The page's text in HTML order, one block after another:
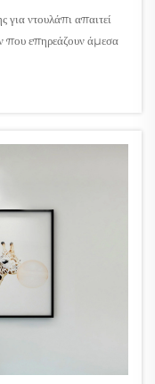
για ντουλάπι απαιτεί
που επηρεάζουν άμεσα
ικανοποίηση.
χωρίς επαρκή